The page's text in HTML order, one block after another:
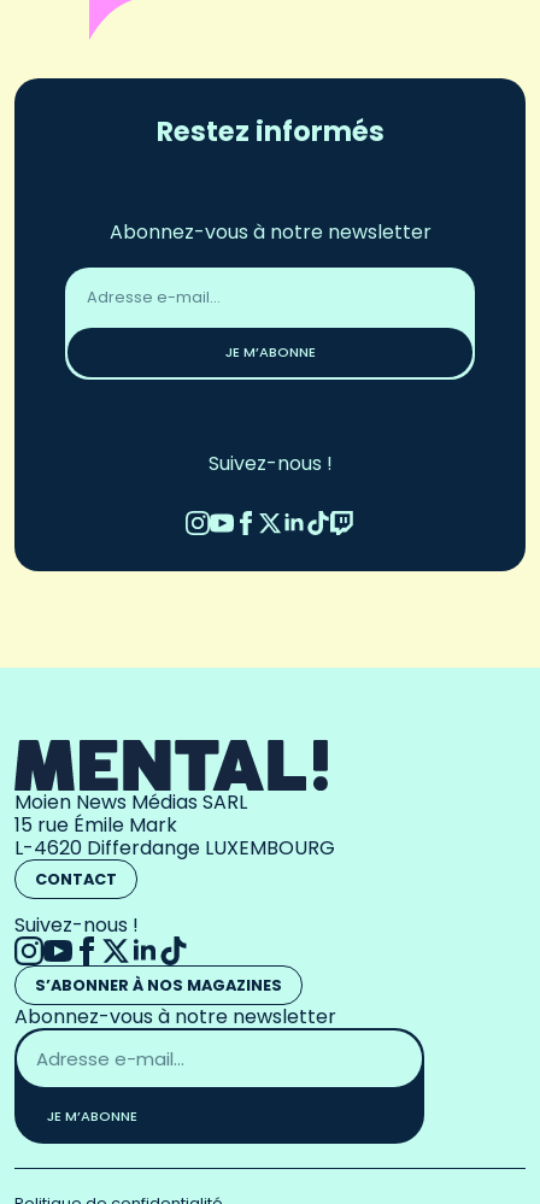
Restez informés
Abonnez-vous à notre newsletter
Adresse
email
JE M’ABONNE
Suivez-nous !
Moien News Médias SARL
15 rue Émile Mark
L-4620 Differdange LUXEMBOURG
CONTACT
Suivez-nous !
S’ABONNER À NOS MAGAZINES
Abonnez-vous à notre newsletter
Adresse
email
*
JE M’ABONNE